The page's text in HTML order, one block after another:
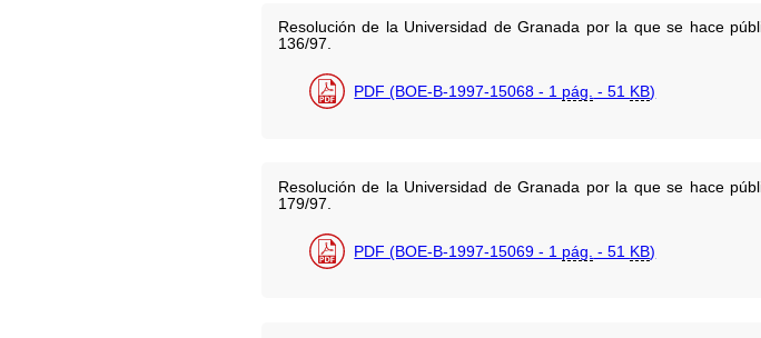
Resolución de la Universidad de Granada por la que se hace
136/97.
PDF (BOE-B-1997-15068 - 1 pág. - 51 KB)
Resolución de la Universidad de Granada por la que se hace
179/97.
PDF (BOE-B-1997-15069 - 1 pág. - 51 KB)